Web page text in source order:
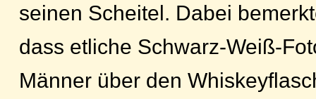
seinen Scheitel. Dabei
dass etliche Schwarz-Weiß-
Männer über den